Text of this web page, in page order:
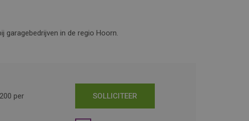
garagebedrijven in de regio Hoorn.
per
SOLLICITEER